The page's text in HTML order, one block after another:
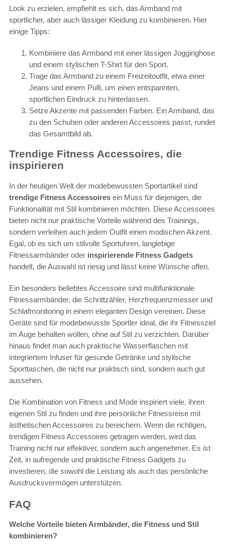
Look zu erzielen, empfiehlt es sich, das Armband mit
sportlicher, aber auch lässiger Kleidung zu kombinieren. Hier
einige Tipps:
Kombiniere das Armband mit einer lässigen Jogginghose
und einem stylischen T-Shirt für den Sport.
Trage das Armband zu einem Freizeitoutfit, etwa einer
Jeans und einem Pulli, um einen entspannten,
sportlichen Eindruck zu hinterlassen.
Setze Akzente mit passenden Farben. Ein Armband, das
zu den Schuhen oder anderen Accessoires passt, rundet
das Gesamtbild ab.
Trendige Fitness Accessoires, die
inspirieren
In der heutigen Welt der modebewussten Sportartikel sind
trendige Fitness Accessoires ein Muss für diejenigen, die
Funktionalität mit Stil kombinieren möchten. Diese Accessoires
bieten nicht nur praktische Vorteile während des Trainings,
sondern verleihen auch jedem Outfit einen modischen Akzent.
Egal, ob es sich um stilvolle Sportuhren, langlebige
Fitnessarmbänder oder inspirierende Fitness Gadgets
handelt, die Auswahl ist riesig und lässt keine Wünsche offen.
Ein besonders beliebtes Accessoire sind multifunktionale
Fitnessarmbänder, die Schrittzähler, Herzfrequenzmesser und
Schlafmonitoring in einem eleganten Design vereinen. Diese
Geräte sind für modebewusste Sportler ideal, die ihr Fitnessziel
im Auge behalten wollen, ohne auf Stil zu verzichten. Darüber
hinaus findet man auch praktische Wasserflaschen mit
integriertem Infuser für gesunde Getränke und stylische
Sporttaschen, die nicht nur praktisch sind, sondern auch gut
aussehen.
Die Kombination von Fitness und Mode inspiriert viele, ihren
eigenen Stil zu finden und ihre persönliche Fitnessreise mit
ästhetischen Accessoires zu bereichern. Wenn die richtigen,
trendigen Fitness Accessoires getragen werden, wird das
Training nicht nur effektiver, sondern auch angenehmer. Es ist
Zeit, in aufregende und praktische Fitness Gadgets zu
investieren, die sowohl die Leistung als auch das persönliche
Ausdrucksvermögen unterstützen.
FAQ
Welche Vorteile bieten Armbänder, die Fitness und Stil
kombinieren?